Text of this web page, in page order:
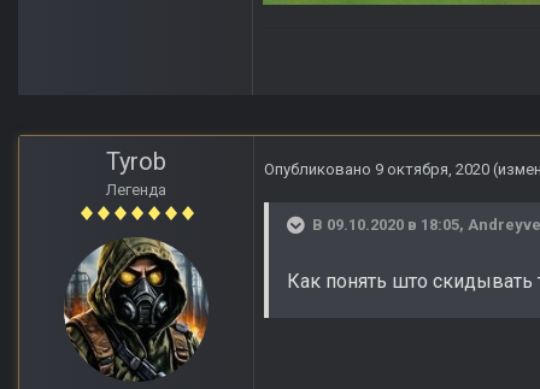
Tyrob
Легенда
Опубликовано 9 октября, 2020
В 09.10.2020 в 18:05,
Как понять што скидывать